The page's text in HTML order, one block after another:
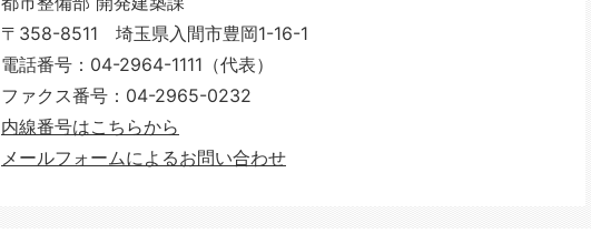
〒358-8511 埼玉県入間市豊岡1-16-1
電話番号：04-2964-1111（代表）
ファクス番号：04-2965-0232
​​​​​​​内線番号はこちらから
メールフォームによるお問い合わせ